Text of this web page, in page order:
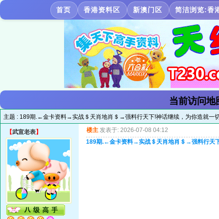
首页 香港资料区 新澳门区 简洁浏览:香
当前访问地
主题 : 189期.←金卡资料→实战＄天肖地肖＄→强料行天下!神话继续，为你造就一
【武宣老表】 楼主 发表于: 2026-07-08 04:12
189期.←金卡资料→实战＄天肖地肖＄→强料行天